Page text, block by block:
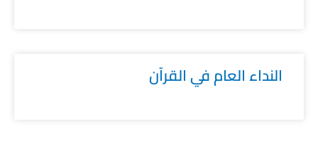
النداء العام في القرآن